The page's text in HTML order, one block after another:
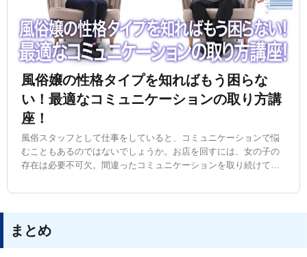
風俗嬢の性格タイプを知ればもう困らな
い！最適なコミュニケーションの取り方講
座！
風俗スタッフとして仕事をしていると、コミュニケーションで悩
むこともあるのではないでしょうか。お店を回すには、女の子の
存在は必要不可欠。間違ったコミュニケーションを取り続けてい
まとめ